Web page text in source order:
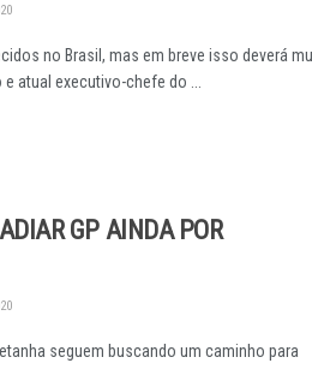
no Brasil, mas em breve isso deverá
atual executivo-chefe do ...
GP AINDA POR
seguem buscando um caminho para